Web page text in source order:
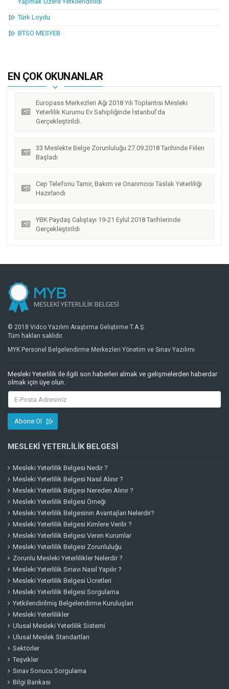
Türk Loydu
BTSO MESYEB
EN ÇOK OKUNANLAR
Europass Merkezleri Ağı 2018 Yılı Toplantısı Mesleki
Yeterlilik Kurumu Ev Sahipliğinde İstanbul’da
Gerçekleştirildi.
33 Meslekte Belge Zorunluluğu 27.09.2018 Tarihinde Fiilen
Başladı
Cep Telefonu Tamir, Bakım ve Onarımcısı Taslak Yeterliliği
Hazırlandı
YBK Paydaş Calıştayı 19-21 Eylül 2018 Tarihlerinde
Gerçekleştirildi
© 2018 Vidco Yazılım Araştırma Geliştirme T.A.Ş.
Tüm hakları saklıdır.
MYK Personel Belgelendirme Merkezleri Yönetim ve Sınav Yazılımı
Mesleki Yeterlilik ile ilgili son haberleri almak ve gelişmelerden haberdar
olmak için üye olun.
Abone Ol
MESLEKI YETERLILIK BELGESI
Mesleki Yeterlilik Belgesi Nedir ?
Mesleki Yeterlilik Belgesi Nasıl Alınır ?
Mesleki Yeterlilik Belgesi Nereden Alınır ?
Mesleki Yeterlilik Belgesi Örneği
Mesleki Yeterlilik Belgesinin Avantajları Nelerdir?
Mesleki Yeterlilik Belgesi Kimlere Verilir ?
Mesleki Yeterlilik Belgesi Veren Kurumlar
Mesleki Yeterlilik Belgesi Zorunluluğu
Zorunlu Mesleki Yeterlilikler Nelerdir ?
Mesleki Yeterlilik Sınavı Nasıl Yapılır ?
Mesleki Yeterlilik Belgesi Ücretleri
Mesleki Yeterlilik Belgesi Sorgulama
Yetkilendirilmiş Belgelendirme Kuruluşları
Mesleki Yeterlilikler
Ulusal Mesleki Yeterlilik Sistemi
Ulusal Meslek Standartları
Sektörler
Teşvikler
Sınav Sonucu Sorgulama
Bilgi Bankası